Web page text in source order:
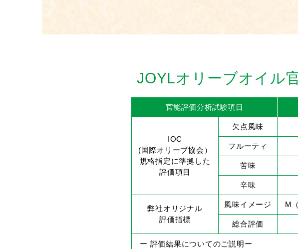
JOYLオリーブオイル
官能評価分析試験項目
IOC
(国際オリーブ協会）
規格指定に準拠した
評価項目
欠点風味
フルーティ
苦味
辛味
弊社オリジナル
評価指標
風味イメージ M
総合評価
ー 評価結果についてのご説明ー